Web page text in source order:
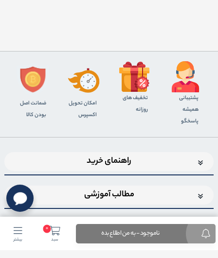
ناموجود - به من اطلاع بده 0
سبد بیشتر
پشتیبانی
همیشه
پاسخگو
تخفیف های
روزانه
اﻣﮑﺎن ﺗﺤﻮﯾﻞ
اﮐﺴﭙﺮس
ضمانت اصل
بودن کالا
راهنمای خرید
مطالب آموزشی